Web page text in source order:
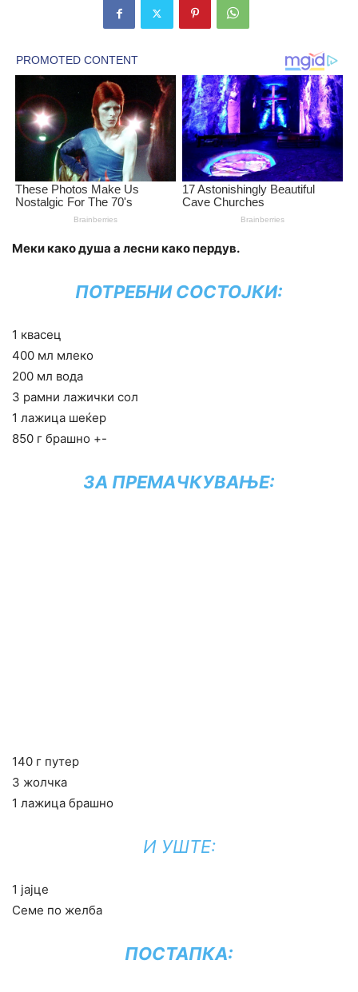
Меки како душа а лесни како пердув.
ПОТРЕБНИ СОСТОЈКИ:
1 квасец
400 мл млеко
200 мл вода
3 рамни лажички сол
1 лажица шеќер
850 г брашно +-
ЗА ПРЕМАЧКУВАЊЕ:
140 г путер
3 жолчка
1 лажица брашно
И УШТЕ:
1 јајце
Семе по желба
ПОСТАПКА: